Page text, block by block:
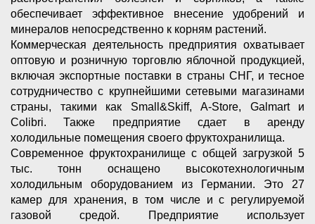
обеспечивает эффективное внесение удобрений и
минералов непосредственно к корням растений.
Коммерческая деятельность предприятия охватывает
оптовую и розничную торговлю яблочной продукцией,
включая экспортные поставки в страны СНГ, и тесное
сотрудничество с крупнейшими сетевыми магазинами
страны, такими как Small&Skiff, А-Store, Galmart и
Colibri. Также предприятие сдает в аренду
холодильные помещения своего фруктохранилища.
Современное фруктохранилище с общей загрузкой 5
тыс. тонн оснащено высокотехнологичным
холодильным оборудованием из Германии. Это 27
камер для хранения, в том числе и с регулируемой
газовой средой. Предприятие использует